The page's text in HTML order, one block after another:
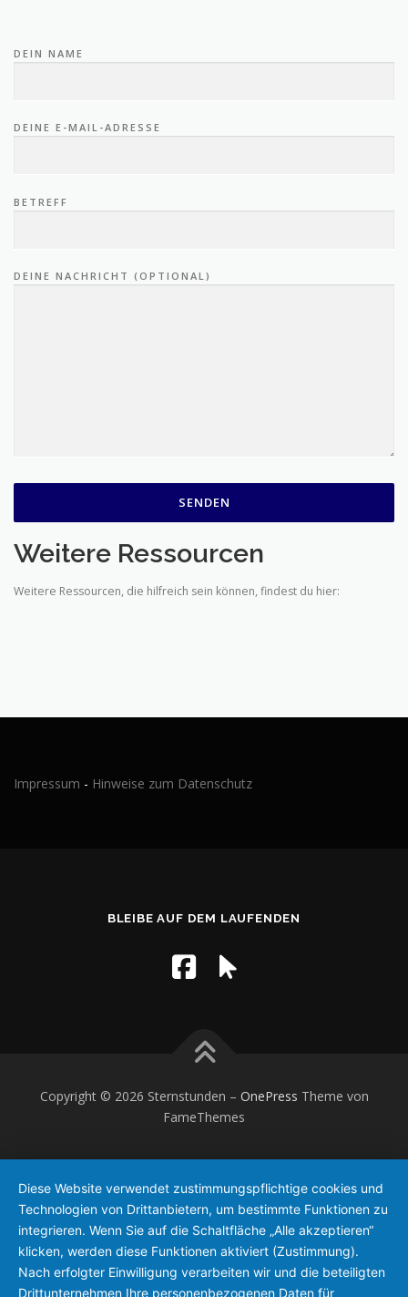
DEIN NAME
DEINE E-MAIL-ADRESSE
BETREFF
DEINE NACHRICHT (OPTIONAL)
Weitere Ressourcen
Weitere Ressourcen, die hilfreich sein können, findest du hier:
Impressum - Hinweise zum Datenschutz
BLEIBE AUF DEM LAUFENDEN
Copyright © 2026 Sternstunden – OnePress Theme von
FameThemes
Diese Website verwendet zustimmungspflichtige cookies und
Technologien von Drittanbietern, um bestimmte Funktionen zu
integrieren. Wenn Sie auf die Schaltfläche „Alle akzeptieren“
klicken, werden diese Funktionen aktiviert (Zustimmung).
Nach erfolgter Einwilligung verarbeiten wir und die beteiligten
Drittunternehmen Ihre personenbezogenen Daten für